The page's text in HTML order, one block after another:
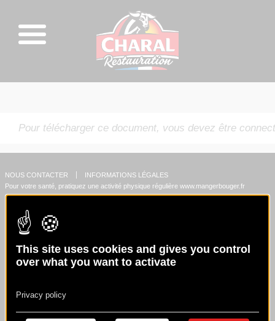
Pour télécharger ce document, vous devez être
NOUS CONTACTER
INFORMATIONS LÉGALES
Pour votre santé, pratiquez une activité physique régulière www.mangerbouger.fr
This site uses cookies and gives you control
over what you want to activate
Privacy policy